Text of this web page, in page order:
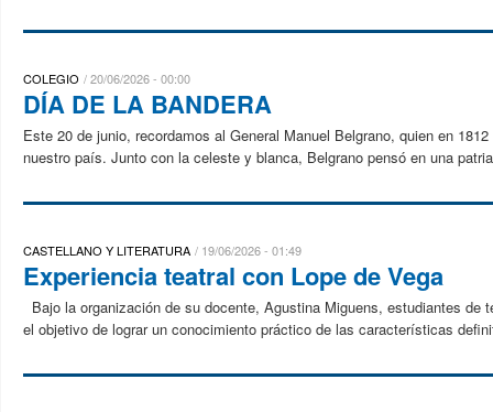
COLEGIO 20/06/2026 - 00:00
DÍA DE LA BANDERA
Este 20 de junio, recordamos al General Manuel Belgrano, quien en
nuestro país. Junto con la celeste y blanca, Belgrano pensó en una
CASTELLANO Y LITERATURA 19/06/2026 - 01:49
Experiencia teatral con Lope de Vega
Bajo la organización de su docente, Agustina Miguens, estudiantes
el objetivo de lograr un conocimiento práctico de las características